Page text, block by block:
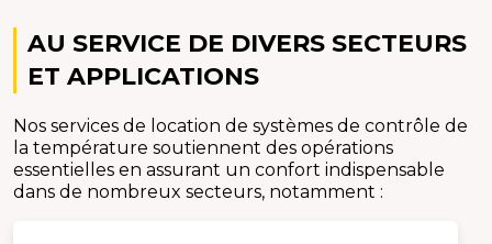
AU SERVICE DE DIVERS SECTEURS
ET APPLICATIONS
Nos services de location de systèmes de contrôle de
la température soutiennent des opérations
essentielles en assurant un confort indispensable
dans de nombreux secteurs, notamment :